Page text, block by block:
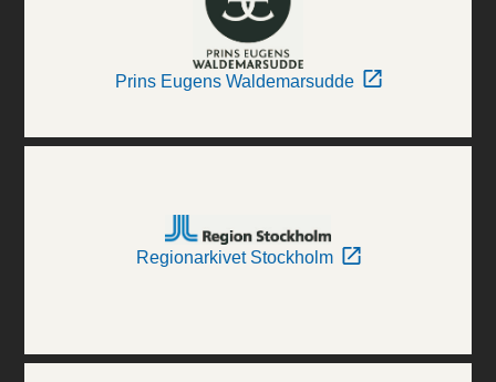
Prins Eugens Waldemarsudde
Regionarkivet Stockholm